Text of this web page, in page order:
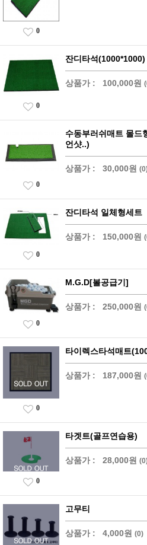
0
잔디타석(1000*1000)
상품가 : 100,000원
0
수동부러쉬매트 몰드
언샷..)
상품가 : 30,000원
0
잔디타석 일체형세트
상품가 : 150,000원
0
M.G.D[볼공급기]
상품가 : 250,000원
0
타이렉스타석매트
상품가 : 187,000원
0
타겟트(골프연습용)
상품가 : 28,000원
0
고무티
상품가 : 4,000원 (0)